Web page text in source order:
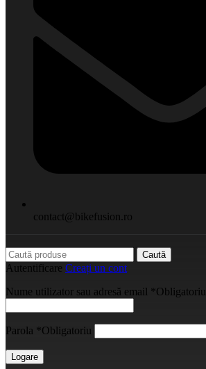
contact@bikefusion.ro
Caută
Autentificare Creați un cont
Nume utilizator sau adresă email *Obligatoriu
Parola *Obligatoriu
Logare